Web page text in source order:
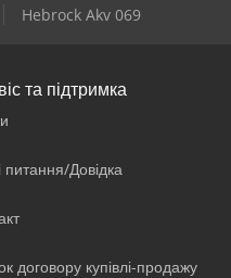
Hebrock Akv 069
та підтримка
питання/Довідка
договору купівлі-продажу